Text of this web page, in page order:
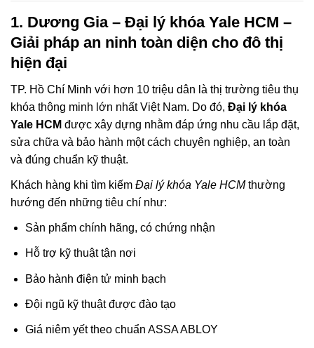
1. Dương Gia – Đại lý khóa Yale HCM –
Giải pháp an ninh toàn diện cho đô thị
hiện đại
TP. Hồ Chí Minh với hơn 10 triệu dân là thị trường tiêu thụ
khóa thông minh lớn nhất Việt Nam. Do đó, Đại lý khóa
Yale HCM được xây dựng nhằm đáp ứng nhu cầu lắp đặt,
sửa chữa và bảo hành một cách chuyên nghiệp, an toàn
và đúng chuẩn kỹ thuật.
Khách hàng khi tìm kiếm Đại lý khóa Yale HCMthường
hướng đến những tiêu chí như:
Sản phẩm chính hãng, có chứng nhận
Hỗ trợ kỹ thuật tận nơi
Bảo hành điện tử minh bạch
Đội ngũ kỹ thuật được đào tạo
Giá niêm yết theo chuẩn ASSA ABLOY